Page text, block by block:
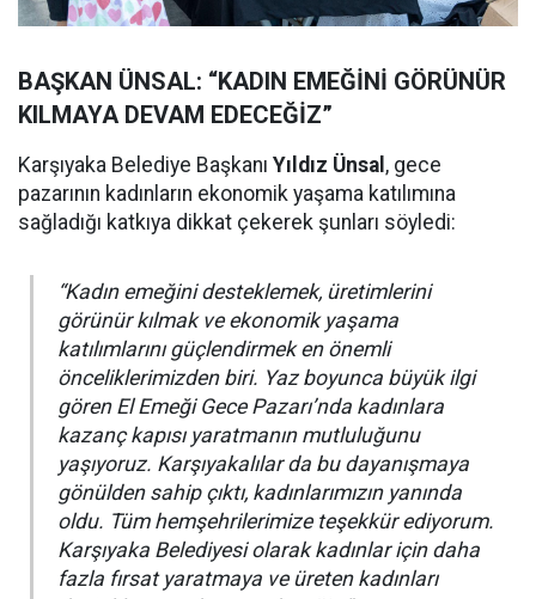
BAŞKAN ÜNSAL: “KADIN EMEĞİNİ GÖRÜNÜR
KILMAYA DEVAM EDECEĞİZ”
Karşıyaka Belediye Başkanı Yıldız Ünsal , gece
pazarının kadınların ekonomik yaşama katılımına
sağladığı katkıya dikkat çekerek şunları söyledi:
“Kadın emeğini desteklemek, üretimlerini
görünür kılmak ve ekonomik yaşama
katılımlarını güçlendirmek en önemli
önceliklerimizden biri. Yaz boyunca büyük ilgi
gören El Emeği Gece Pazarı’nda kadınlara
kazanç kapısı yaratmanın mutluluğunu
yaşıyoruz. Karşıyakalılar da bu dayanışmaya
gönülden sahip çıktı, kadınlarımızın yanında
oldu. Tüm hemşehrilerimize teşekkür ediyorum.
Karşıyaka Belediyesi olarak kadınlar için daha
fazla fırsat yaratmaya ve üreten kadınları